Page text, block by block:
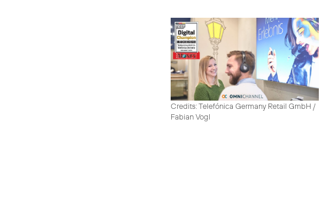
Credits: Telefónica Germany Retail GmbH /
Fabian Vogl